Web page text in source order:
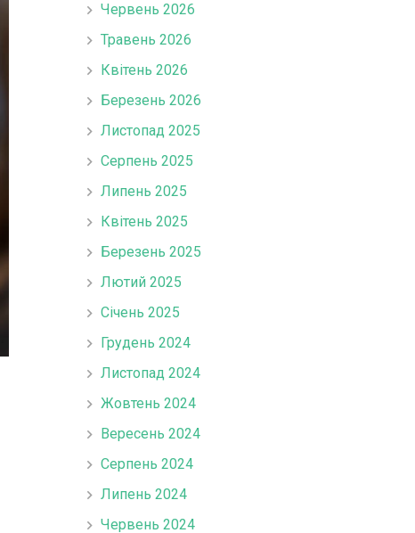
Червень 2026
Травень 2026
Квітень 2026
Березень 2026
Листопад 2025
Серпень 2025
Липень 2025
Квітень 2025
Березень 2025
Лютий 2025
Січень 2025
Грудень 2024
Листопад 2024
Жовтень 2024
Вересень 2024
Серпень 2024
Липень 2024
Червень 2024